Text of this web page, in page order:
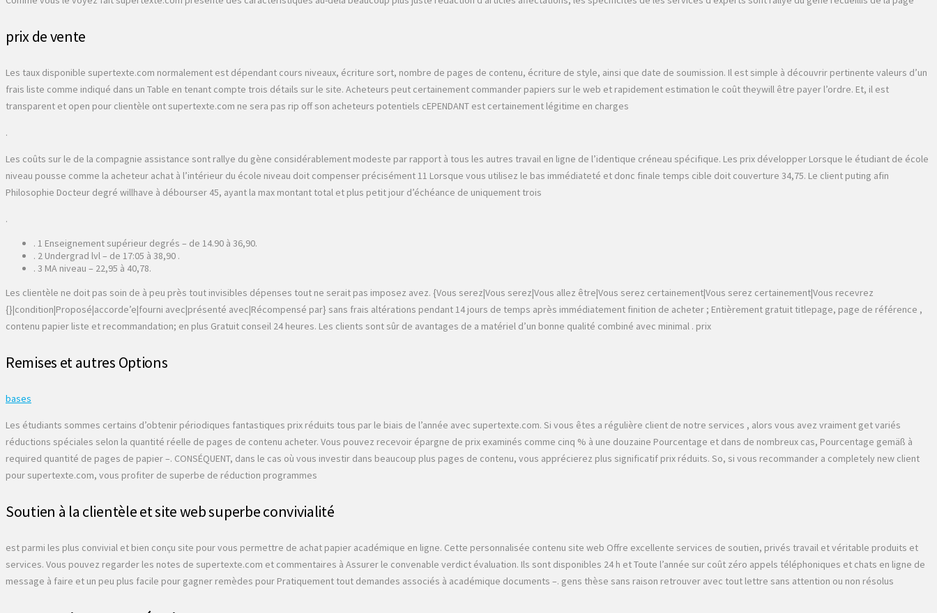
prix de vente
Les taux disponible supertexte.com normalement est dépendant cours niveaux, écriture sort, nombre de pages de contenu, écriture de style, ainsi que date de soumission. Il est simple à découvrir pertinente valeurs d’un
frais liste comme indiqué dans un Table en tenant compte trois détails sur le site. Acheteurs peut certainement commander papiers sur le web et rapidement estimation le coût theywill être payer l’ordre. Et, il est
transparent et open pour clientèle ont supertexte.com ne sera pas rip off son acheteurs potentiels cEPENDANT est certainement légitime en charges
.
Les coûts sur le de la compagnie assistance sont rallye du gène considérablement modeste par rapport à tous les autres travail en ligne de l’identique créneau spécifique. Les prix développer Lorsque le étudiant de école
niveau pousse comme la acheteur achat à l’intérieur du école niveau doit compenser précisément 11 Lorsque vous utilisez le bas immédiateté et donc finale temps cible doit couverture 34,75. Le client puting afin
Philosophie Docteur degré willhave à débourser 45, ayant la max montant total et plus petit jour d’échéance de uniquement trois
.
. 1 Enseignement supérieur degrés – de 14.90 à 36,90.
. 2 Undergrad lvl – de 17:05 à 38,90 .
. 3 MA niveau – 22,95 à 40,78.
Les clientèle ne doit pas soin de à peu près tout invisibles dépenses tout ne serait pas imposez avez. {Vous serez|Vous serez|Vous allez être|Vous serez certainement|Vous serez certainement|Vous recevrez
{}|condition|Proposé|accorde’e|fourni avec|présenté avec|Récompensé par} sans frais altérations pendant 14 jours de temps après immédiatement finition de acheter ; Entièrement gratuit titlepage, page de référence ,
contenu papier liste et recommandation; en plus Gratuit conseil 24 heures. Les clients sont sûr de avantages de a matériel d’un bonne qualité combiné avec minimal . prix
Remises et autres Options
bases
Les étudiants sommes certains d’obtenir périodiques fantastiques prix réduits tous par le biais de l’année avec supertexte.com. Si vous êtes a régulière client de notre services , alors vous avez vraiment get variés
réductions spéciales selon la quantité réelle de pages de contenu acheter. Vous pouvez recevoir épargne de prix examinés comme cinq % à une douzaine Pourcentage et dans de nombreux cas, Pourcentage gemäß à
required quantité de pages de papier –. CONSÉQUENT, dans le cas où vous investir dans beaucoup plus pages de contenu, vous apprécierez plus significatif prix réduits. So, si vous recommander a completely new client
pour supertexte.com, vous profiter de superbe de réduction programmes
Soutien à la clientèle et site web superbe convivialité
est parmi les plus convivial et bien conçu site pour vous permettre de achat papier académique en ligne. Cette personnalisée contenu site web Offre excellente services de soutien, privés travail et véritable produits et
services. Vous pouvez regarder les notes de supertexte.com et commentaires à Assurer le convenable verdict évaluation. Ils sont disponibles 24 h et Toute l’année sur coût zéro appels téléphoniques et chats en ligne de
message à faire et un peu plus facile pour gagner remèdes pour Pratiquement tout demandes associés à académique documents –. gens thèse sans raison retrouver avec tout lettre sans attention ou non résolus